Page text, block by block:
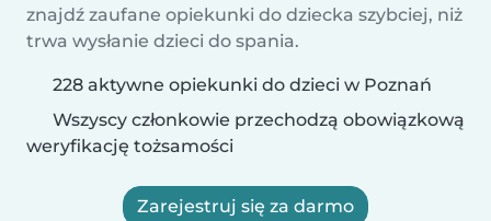
znajdź zaufane opiekunki do dziecka szybciej, niż
trwa wysłanie dzieci do spania.
228 aktywne opiekunki do dzieci w Poznań
Wszyscy członkowie przechodzą obowiązkową
weryfikację tożsamości
Zarejestruj się za darmo